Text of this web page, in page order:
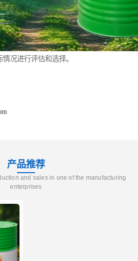
况进行评估和选择。
产品推荐
and sales in one of the manufacturing
enterprises